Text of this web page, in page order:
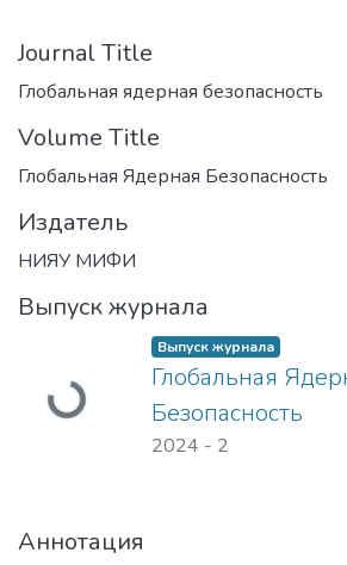
Journal Title
Глобальная ядерная безопасность
Volume Title
Глобальная Ядерная Безопасность
Издатель
НИЯУ МИФИ
Выпуск журнала
Загружается...
Выпуск журнала
Глобальная
Безопасность
2024 - 2
Аннотация